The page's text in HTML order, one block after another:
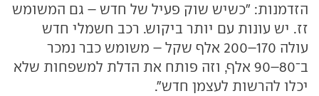
הזדמנות: "כשיש שוק פעיל של חדש – גם המשומש
זז. יש עונות עם יותר ביקוש. רכב חשמלי חדש
עולה 170–200 אלף שקל – משומש כבר נמכר
ב־80–90 אלף, וזה פותח את הדלת למשפחות שלא
יכלו להרשות לעצמן חדש".